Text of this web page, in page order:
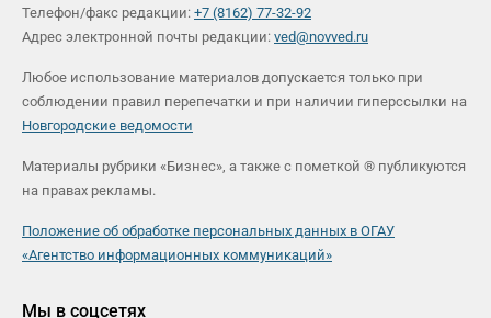
Телефон/факс редакции: +7 (8162) 77-32-92
Адрес электронной почты редакции: ved@novved.ru
Любое использование материалов допускается только при
соблюдении правил перепечатки и при наличии гиперссылки на
Новгородские ведомости
Материалы рубрики «Бизнес», а также с пометкой ® публикуются
на правах рекламы.
Положение об обработке персональных данных в ОГАУ
«Агентство информационных коммуникаций»
Мы в соцсетях